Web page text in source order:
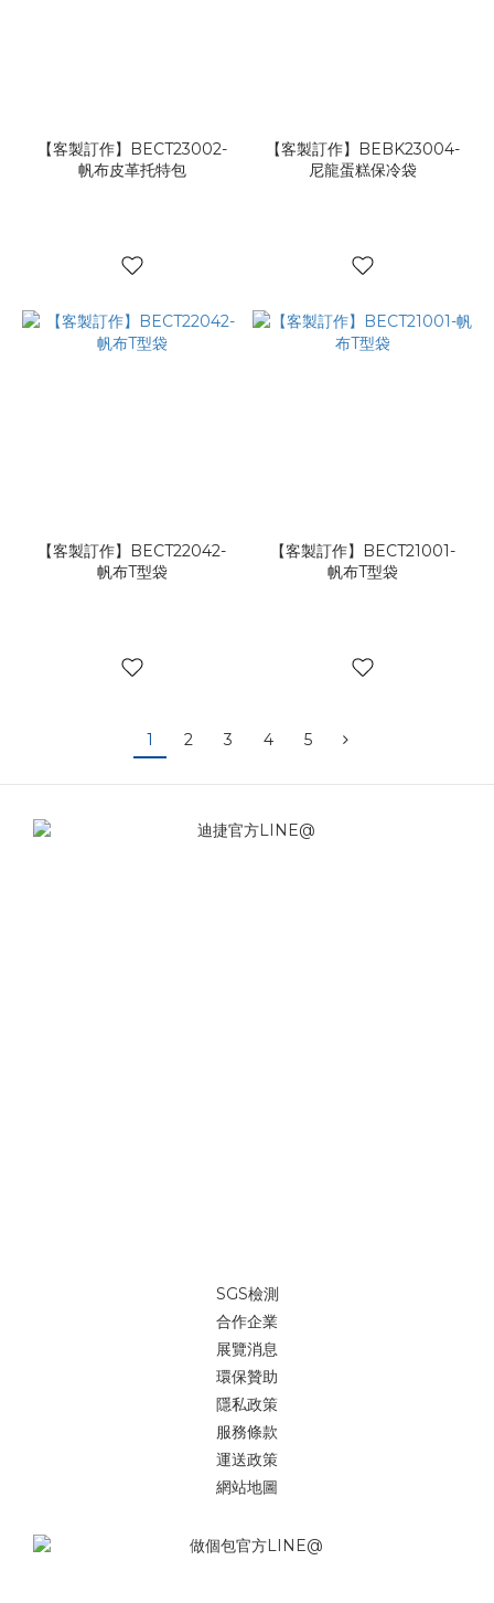
【客製訂作】BECT23002-
帆布皮革托特包
【客製訂作】BEBK23004-
尼龍蛋糕保冷袋
【客製訂作】BECT22042-
帆布T型袋
【客製訂作】BECT21001-
帆布T型袋
1 2 3 4 5
SGS檢測
合作企業
展覽消息
環保贊助
隱私政策
服務條款
運送政策
網站地圖